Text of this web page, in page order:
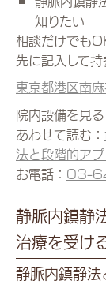
知りたい
相談だけでも
先に記入して持
東京都港区南
院内設備を見る
あわせて読む：
法と段階的ア
お電話： 03-
静脈内鎮静
治療を受け
静脈内鎮静